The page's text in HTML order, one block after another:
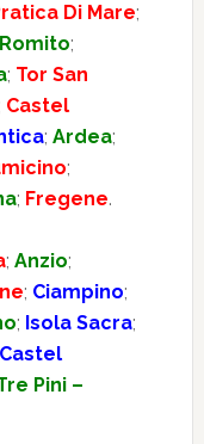
Di Mare;
;
; Tor San
Castel
; Ardea;
;
; Fregene.
; Anzio;
; Ciampino;
; Isola Sacra;
Castel
Pini –